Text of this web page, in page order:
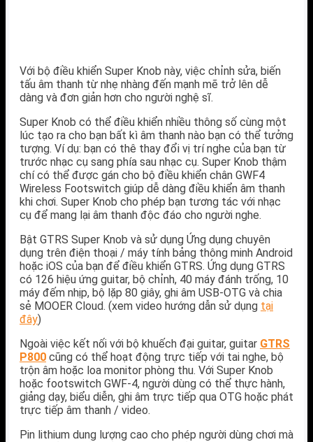
Với bộ điều khiển Super Knob này, việc chỉnh sửa, biến
tấu âm thanh từ nhẹ nhàng đến mạnh mẽ trở lên dễ
dàng và đơn giản hơn cho người nghệ sĩ.
Super Knob có thể điều khiển nhiều thông số cùng một
lúc tạo ra cho bạn bất kì âm thanh nào bạn có thể tưởng
tượng. Ví dụ: bạn có thê thay đổi vị trí nghe của bạn từ
trước nhạc cụ sang phía sau nhạc cụ. Super Knob thậm
chí có thể được gán cho bộ điều khiển chân GWF4
Wireless Footswitch giúp dễ dàng điều khiển âm thanh
khi chơi. Super Knob cho phép bạn tương tác với nhạc
cụ để mang lại âm thanh độc đáo cho người nghe.
Bật GTRS Super Knob và sử dụng Ứng dụng chuyên
dụng trên điện thoại / máy tính bảng thông minh Android
hoặc iOS của bạn để điều khiển GTRS. Ứng dụng GTRS
có 126 hiệu ứng guitar, bộ chỉnh, 40 máy đánh trống, 10
máy đếm nhịp, bộ lặp 80 giây, ghi âm USB-OTG và chia
sẻ MOOER Cloud. (xem video hướng dẫn sử dụng tại
đây)
Ngoài việc kết nối với bộ khuếch đại guitar, guitar GTRS
P800 cũng có thể hoạt động trực tiếp với tai nghe, bộ
trộn âm hoặc loa monitor phòng thu. Với Super Knob
hoặc footswitch GWF-4, người dùng có thể thực hành,
giảng dạy, biểu diễn, ghi âm trực tiếp qua OTG hoặc phát
trực tiếp âm thanh / video.
Pin lithium dung lượng cao cho phép người dùng chơi mà